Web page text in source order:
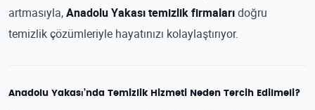
artmasıyla,Anadolu Yakası temizlik firmalarıdoğru
temizlik çözümleriyle hayatınızı kolaylaştırıyor.
Anadolu Yakası’nda Temizlik Hizmeti Neden Tercih Edilmeli?